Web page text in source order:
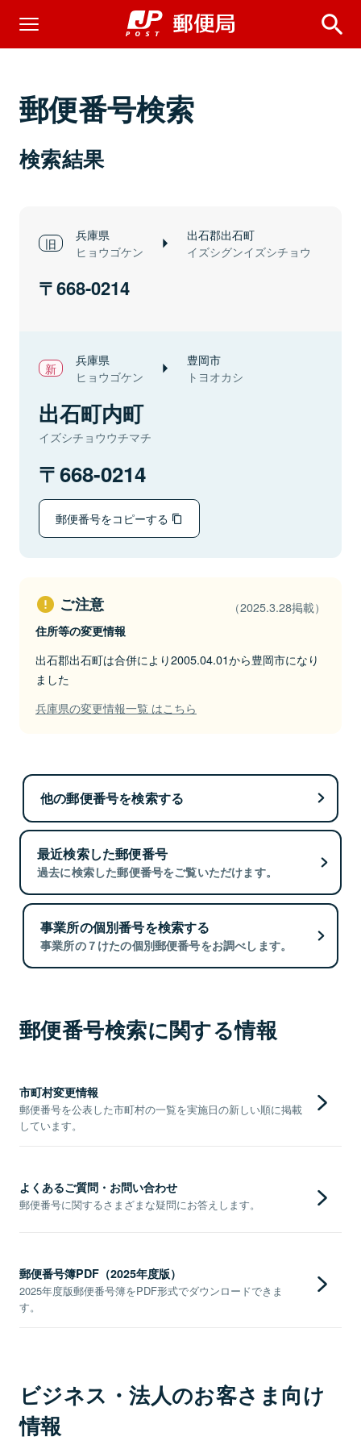
郵便番号検索
検索結果
兵庫県
ヒョウゴケン
出石郡出石町
イズシグンイズシチョウ
668-0214
兵庫県
ヒョウゴケン
豊岡市
トヨオカシ
出石町内町
イズシチョウウチマチ
668-0214
郵便番号をコピーする
ご注意 （2025.3.28掲載）
住所等の変更情報
出石郡出石町は合併により2005.04.01から豊岡市になり
ました
兵庫県の変更情報一覧 はこちら
他の郵便番号を検索する
最近検索した郵便番号
過去に検索した郵便番号をご覧いただけます。
事業所の個別番号を検索する
事業所の７けたの個別郵便番号をお調べします。
郵便番号検索に関する情報
市町村変更情報
郵便番号を公表した市町村の一覧を実施日の新しい順に掲載
しています。
よくあるご質問・お問い合わせ
郵便番号に関するさまざまな疑問にお答えします。
郵便番号簿PDF（2025年度版）
2025年度版郵便番号簿をPDF形式でダウンロードできま
す。
ビジネス・法人のお客さま向け
情報